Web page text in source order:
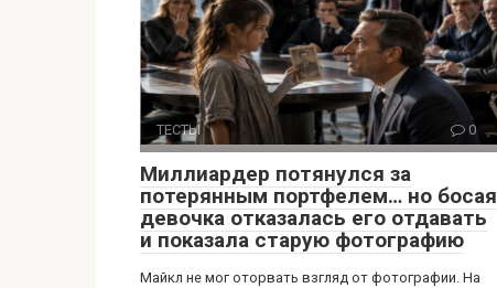
ТЕСТЫ 0
Миллиардер потянулся за
потерянным портфелем… но босая
девочка отказалась его отдавать
и показала старую фотографию
Майкл не мог оторвать взгляд от фотографии. На